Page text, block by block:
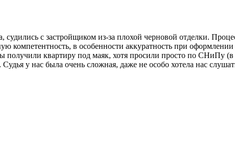
с застройщиком из-за плохой черновой отделки.
компетентность, в особенности аккуратность при
получили квартиру под маяк, хотя просили просто по СНиПу
у нас была очень сложная, даже не особо хотела нас